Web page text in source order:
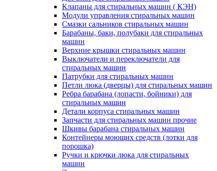
Клапаны для стиральных машин ( КЭН)
Модули управления стиральных машин
Смазки сальников стиральных машин
Барабаны, баки, полубаки для стиральных
машин
Верхние крышки стиральных машин
Выключатели и переключатели для
стиральных машин
Патрубки для стиральных машин
Петли люка (дверцы) для стиральных машин
Ребра барабана (лопасти, бойники) для
стиральных машин
Детали корпуса стиральных машин
Запчасти для стиральных машин прочие
Шкивы барабана стиральных машин
Контейнеры моющих средств (лотки для
порошка)
Ручки и крючки люка для стиральных
машин